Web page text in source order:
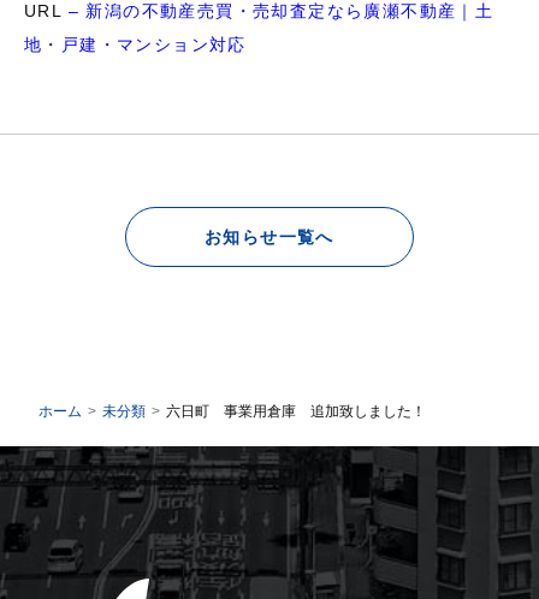
URL – 新潟の不動産売買・売却査定なら廣瀬不動産｜土
地・戸建・マンション対応
お知らせ一覧へ
ホーム 未分類 六日町 事業用倉庫 追加致しました！